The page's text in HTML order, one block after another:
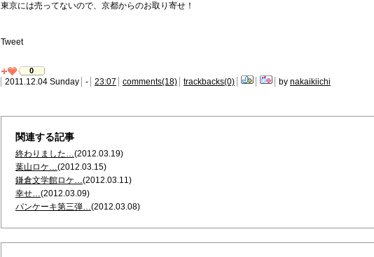
東京には売ってないので、京都からのお取り寄せ！
Tweet
0
2011.12.04 Sunday - 23:07 comments(18) trackbacks(0) by nakaikiichi
関連する記事
終わりました…(2012.03.19)
葉山ロケ…(2012.03.15)
鎌倉文学館ロケ…(2012.03.11)
幸せ…(2012.03.09)
パンケーキ第三弾…(2012.03.08)